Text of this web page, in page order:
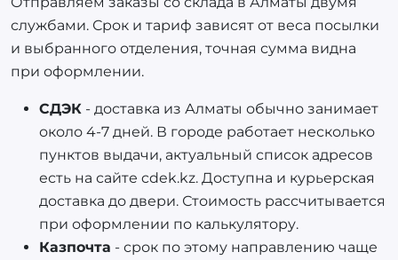
службами. Срок и тариф зависят от веса посылки
и выбранного отделения, точная сумма видна
при оформлении.
СДЭК - доставка из Алматы обычно занимает
около 4-7 дней. В городе работает несколько
пунктов выдачи, актуальный список адресов
есть на сайте cdek.kz. Доступна и курьерская
доставка до двери. Стоимость рассчитывается
при оформлении по калькулятору.
Казпочта - срок по этому направлению чаще